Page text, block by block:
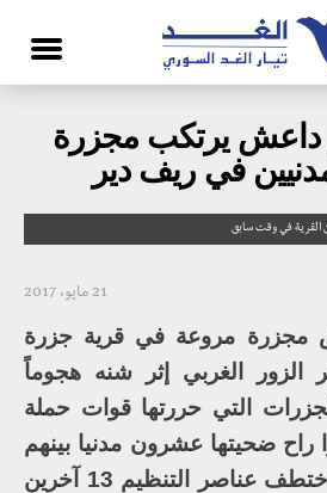
داعش يرتكب مجزرة
في ريف دير
القرية في وقت سابق
21 مايو، 2017
مجزرة مروعة في قرية جزرة
الزور الغربي إثر شنه هجوماً
التي حررتها قوات حملة
ضحيتها عشرون مدنيا بينهم
أطفال ونساء فيما اختطف عناصر التنظيم 13 آخرين